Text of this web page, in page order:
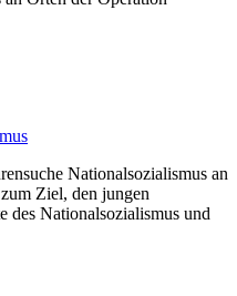
Nationalsozialismus an
Ziel, den jungen
des Nationalsozialismus und